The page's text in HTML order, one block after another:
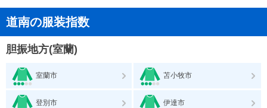
道南の服装指数
胆振地方(室蘭)
室蘭市 苫小牧市
登別市 伊達市